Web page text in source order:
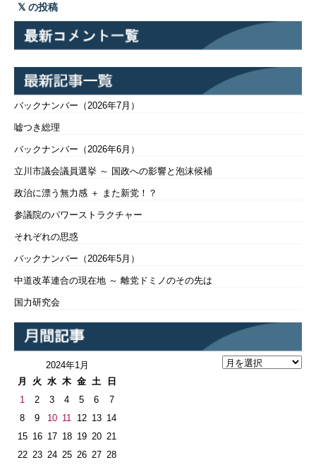
の投稿
バックナンバー（2026年7月）
嘘つき総理
バックナンバー（2026年6月）
立川市議会議員選挙 ～ 国政への影響と泡沫候補
政治に漂う無力感 ＋ また新党！？
参議院のパワーストラクチャー
それぞれの思惑
バックナンバー（2026年5月）
中道改革連合の現在地 ～ 離党ドミノのその先は
国力研究会
2024年1月
月
火 水 木 金 土 日
1 2 3 4 5 6
7
8
9 10 11 12 13 14
15 16 17 18 19 20 21
22 23 24 25 26 27 28